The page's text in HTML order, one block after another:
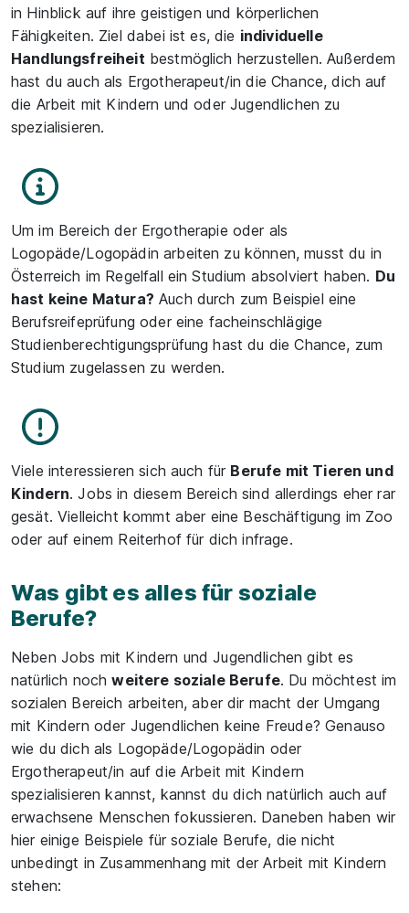
in Hinblick auf ihre geistigen und körperlichen
Fähigkeiten. Ziel dabei ist es, die individuelle
Handlungsfreiheit bestmöglich herzustellen. Außerdem
hast du auch als Ergotherapeut/in die Chance, dich auf
die Arbeit mit Kindern und oder Jugendlichen zu
spezialisieren.
Um im Bereich der Ergotherapie oder als
Logopäde/Logopädin arbeiten zu können, musst du in
Österreich im Regelfall ein Studium absolviert haben. Du
hast keine Matura? Auch durch zum Beispiel eine
Berufsreifeprüfung oder eine facheinschlägige
Studienberechtigungsprüfung hast du die Chance, zum
Studium zugelassen zu werden.
Viele interessieren sich auch für Berufe mit Tieren und
Kindern. Jobs in diesem Bereich sind allerdings eher rar
gesät. Vielleicht kommt aber eine Beschäftigung im Zoo
oder auf einem Reiterhof für dich infrage.
Was gibt es alles für soziale
Berufe?
Neben Jobs mit Kindern und Jugendlichen gibt es
natürlich nochweitere soziale Berufe. Du möchtest im
sozialen Bereich arbeiten, aber dir macht der Umgang
mit Kindern oder Jugendlichen keine Freude? Genauso
wie du dich als Logopäde/Logopädin oder
Ergotherapeut/in auf die Arbeit mit Kindern
spezialisieren kannst, kannst du dich natürlich auch auf
erwachsene Menschen fokussieren. Daneben haben wir
hier einige Beispiele für soziale Berufe, die nicht
unbedingt in Zusammenhang mit der Arbeit mit Kindern
stehen: